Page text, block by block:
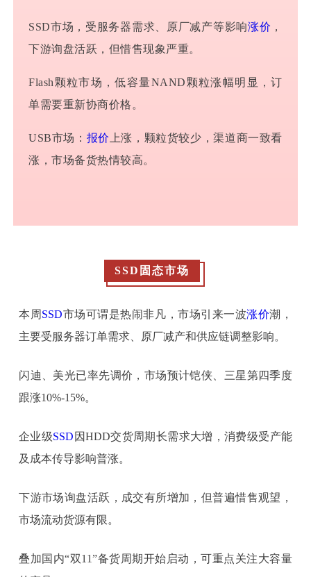
SSD市场，受服务器需求、原厂减产等影响涨价 ，
下游询盘活跃，但惜售现象严重。
Flash颗粒市场，低容量NAND颗粒涨幅明显，订
单需要重新协商价格。
USB市场： 报价 上涨，颗粒货较少，渠道商一致看
涨，市场备货热情较高。
SSD固态市场
本周 SSD市场可谓是热闹非凡，市场引来一波涨价潮，
主要受服务器订单需求、原厂减产和供应链调整影响。
闪迪、美光已率先调价，市场预计铠侠、三星第四季度
跟涨10%-15%。
企业级SSD 因HDD交货周期长需求大增，消费级受产能
及成本传导影响普涨。
下游市场询盘活跃，成交有所增加，但普遍惜售观望，
市场流动货源有限。
叠加国内“双11”备货周期开始启动，可重点关注大容量